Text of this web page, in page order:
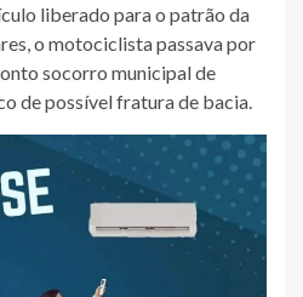
liberado para o patrão da
o motociclista passava por
socorro municipal de
de possível fratura de bacia.